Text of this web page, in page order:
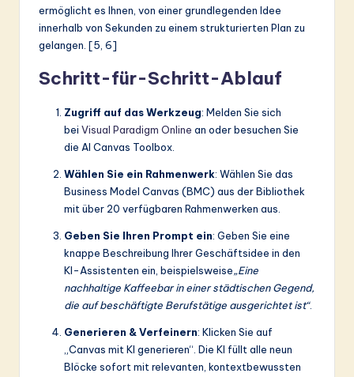
ermöglicht es Ihnen, von einer grundlegenden Idee
innerhalb von Sekunden zu einem strukturierten Plan zu
gelangen. [5, 6]
Schritt-für-Schritt-Ablauf
Zugriff auf das Werkzeug: Melden Sie sich
bei Visual Paradigm Online an oder besuchen Sie
die AI Canvas Toolbox.
Wählen Sie ein Rahmenwerk: Wählen Sie das
Business Model Canvas (BMC) aus der Bibliothek
mit über 20 verfügbaren Rahmenwerken aus.
Geben Sie Ihren Prompt ein: Geben Sie eine
knappe Beschreibung Ihrer Geschäftsidee in den
KI-Assistenten ein, beispielsweise„Eine
nachhaltige Kaffeebar in einer städtischen Gegend,
die auf beschäftigte Berufstätige ausgerichtet ist“.
Generieren & Verfeinern: Klicken Sie auf
„Canvas mit KI generieren“. Die KI füllt alle neun
Blöcke sofort mit relevanten, kontextbewussten